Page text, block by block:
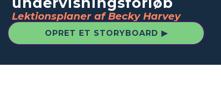
Lektionsplaner af Becky Harvey
OPRET ET STORYBOARD ▶